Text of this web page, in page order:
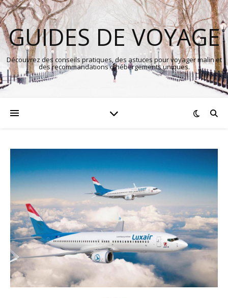
GUIDES DE VOYAGE
Découvrez des conseils pratiques, des astuces pour voyager malin et
des recommandations d'hébergements uniques.